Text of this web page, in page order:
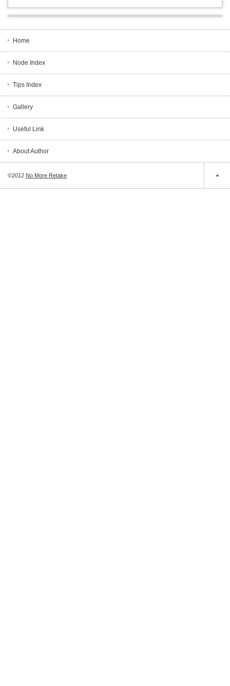
Home
Node Index
Tips Index
Gallery
Useful Link
About Author
©2012 No More Retake